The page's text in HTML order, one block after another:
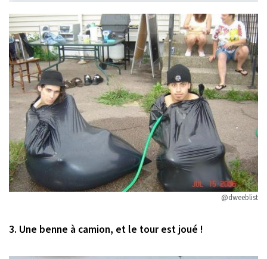
@dweeblist
3. Une benne à camion, et le tour est joué !